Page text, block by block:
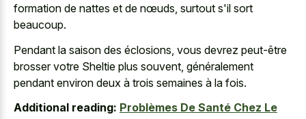
formation de nattes et de nœuds, surtout s'il sort
beaucoup.
Pendant la saison des éclosions, vous devrez peut-être
brosser votre Sheltie plus souvent, généralement
pendant environ deux à trois semaines à la fois.
Additional reading: Problèmes De Santé Chez Le